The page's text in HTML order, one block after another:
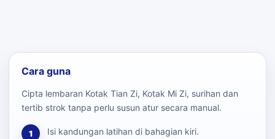
Cara guna
Cipta lembaran Kotak Tian Zi, Kotak Mi Zi, surihan dan
tertib strok tanpa perlu susun atur secara manual.
1 Isi kandungan latihan di bahagian kiri.